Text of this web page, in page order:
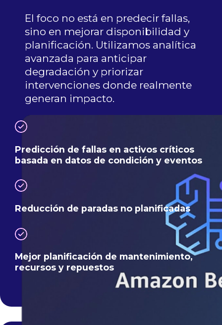
El foco no está en predecir fallas,
sino en mejorar disponibilidad y
planificación. Utilizamos analítica
avanzada para anticipar
degradación y priorizar
intervenciones donde realmente
generan impacto.
Predicción de fallas en activos críticos
basada en datos de condición y eventos
Reducción de paradas no planificadas
Mejor planificación de mantenimiento,
recursos y repuestos